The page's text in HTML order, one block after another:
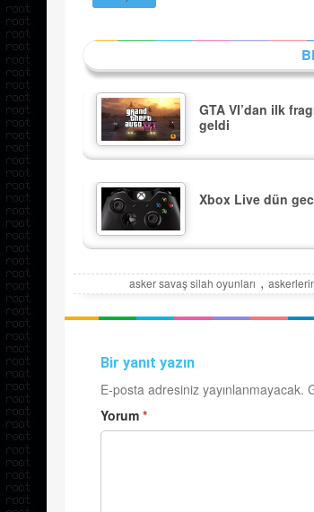
GTA VI’dan ilk
geldi
Xbox Live dün
asker savaş silah oyunları ,
Bir yanıt yazın
E-posta adresiniz yayınlanmayacak.
Yorum *